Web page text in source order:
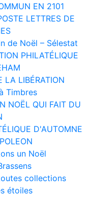
EN 2101
LETTRES DE
de Noël – Sélestat
PHILATÉLIQUE
LA LIBÉRATION
Timbres
NOËL QUI FAIT DU
D'AUTOMNE
un Noël
collections
étoiles